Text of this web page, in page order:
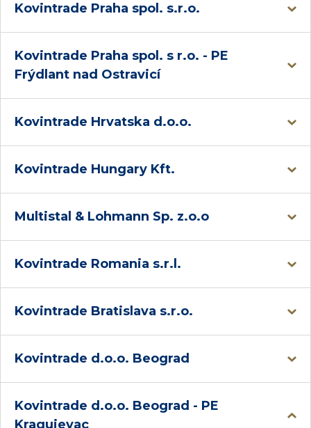
Kovintrade Praha spol. s.r.o.
Kovintrade Praha spol. s r.o. - PE
Frýdlant nad Ostravicí
Kovintrade Hrvatska d.o.o.
Kovintrade Hungary Kft.
Multistal & Lohmann Sp. z.o.o
Kovintrade Romania s.r.l.
Kovintrade Bratislava s.r.o.
Kovintrade d.o.o. Beograd
Kovintrade d.o.o. Beograd - PE
Kragujevac